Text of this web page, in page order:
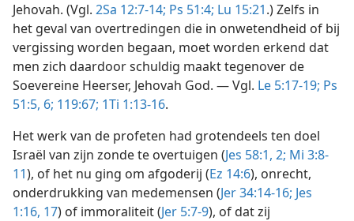
Jehovah. (Vgl. 2Sa 12:7-14; Ps 51:4; Lu 15:21.) Zelfs in
het geval van overtredingen die in onwetendheid of bij
vergissing worden begaan, moet worden erkend dat
men zich daardoor schuldig maakt tegenover de
Soevereine Heerser, Jehovah God. — Vgl. Le 5:17-19; Ps
51:5, 6; 119:67; 1Ti 1:13-16.
Het werk van de profeten had grotendeels ten doel
Israël van zijn zonde te overtuigen (Jes 58:1, 2; Mi 3:8-
11), of het nu ging om afgoderij (Ez 14:6), onrecht,
onderdrukking van medemensen (Jer 34:14-16; Jes
1:16, 17) of immoraliteit (Jer 5:7-9), of dat zij